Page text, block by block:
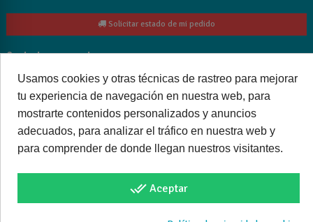
Solicitar estado de mi pedido
Contacta con nosotros:
Siguenos
Cancelar o devolver un pedido
Copyright © 2025 bañoweb- Todos los derechos reservados
Usamos cookies y otras técnicas de rastreo para mejorar
tu experiencia de navegación en nuestra web, para
mostrarte contenidos personalizados y anuncios
adecuados, para analizar el tráfico en nuestra web y
para comprender de donde llegan nuestros visitantes.
done_all Aceptar